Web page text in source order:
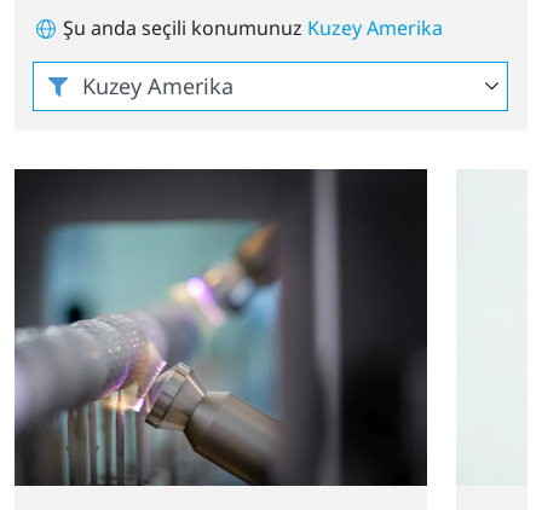
Şu anda seçili konumunuz Kuzey Amerika